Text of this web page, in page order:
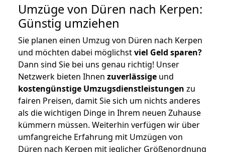
Umzüge von Düren nach Kerpen:
Günstig umziehen
Sie planen einen Umzug von Düren nach Kerpen
und möchten dabei möglichstviel Geld sparen?
Dann sind Sie bei uns genau richtig! Unser
Netzwerk bieten Ihnen zuverlässige und
kostengünstige Umzugsdienstleistungen zu
fairen Preisen, damit Sie sich um nichts anderes
als die wichtigen Dinge in Ihrem neuen Zuhause
kümmern müssen. Weiterhin verfügen wir über
umfangreiche Erfahrung mit Umzügen von
Düren nach Kerpen mit jeglicher Größenordnung